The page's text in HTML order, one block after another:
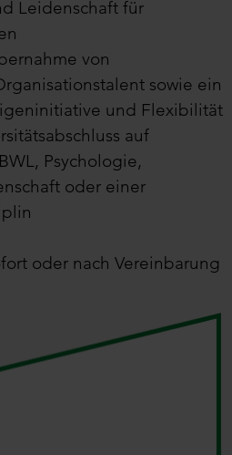
Leidenschaft für
von
sowie ein
und Flexibilität
auf
Psychologie,
oder einer
oder nach Vereinbarung